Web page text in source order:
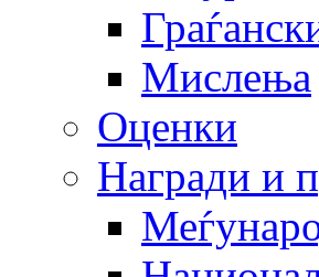
Мислења
Оценки
Награди и